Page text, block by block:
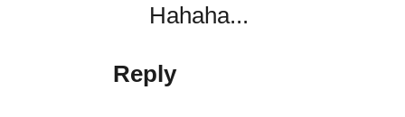
Hahaha...
Reply